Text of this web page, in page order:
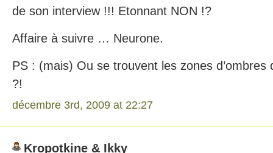
de son interview !!! Etonnant NON !?
Affaire à suivre … Neurone.
PS : (mais) Ou se trouvent les zones d’ombres
?!
décembre 3rd, 2009 at 22:27
Kropotkine & Ikky